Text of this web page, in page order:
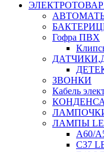
Гофра ПВХ
ЗВОНКИ
Кабель
ЛАМПОЧКИ
ЛАМПЫ
A60/
C37